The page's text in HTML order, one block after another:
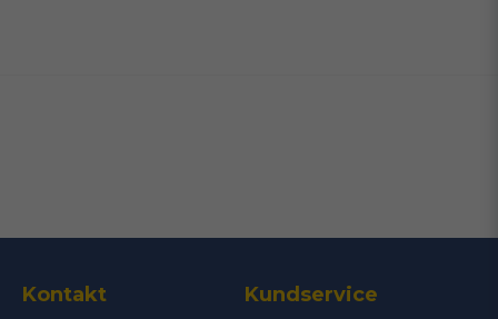
Ja, ni får publicera min fråga
Kontakt Kundservice